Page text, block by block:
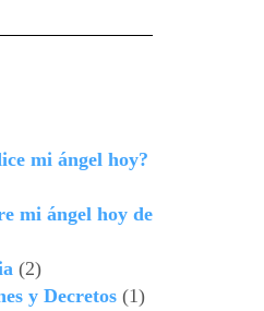
mi ángel hoy?
mi ángel hoy de
(2)
y Decretos(1)